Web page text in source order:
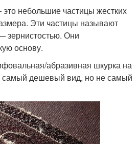
небольшие частицы жестких
Эти частицы называют
зернистостью. Они
основу.
абразивная шкурка на
самый дешевый вид, но не самый